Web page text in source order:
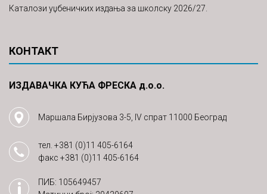
Каталози уџбеничких издања за школску 2026/27.
КОНТАКТ
ИЗДАВАЧКА КУЋА ФРЕСКА д.о.о.
Маршала Бирјузова 3-5, IV спрат 11000 Београд
тел. +381 (0)11 405-6164
факс +381 (0)11 405-6164
ПИБ: 105649457